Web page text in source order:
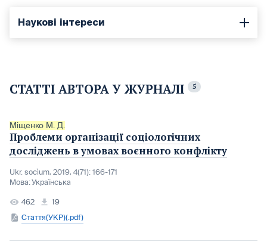
Наукові інтереси
СТАТТІ АВТОРА У ЖУРНАЛІ 5
Міщенко М. Д.
Проблеми організації соціологічних
досліджень в умовах воєнного конфлікту
Ukr. socìum, 2019, 4(71): 166-171
Мова:Українська
462
19
Стаття(УКР)(.pdf)